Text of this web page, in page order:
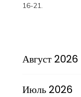
16-21.
Август 2026
Июль 2026